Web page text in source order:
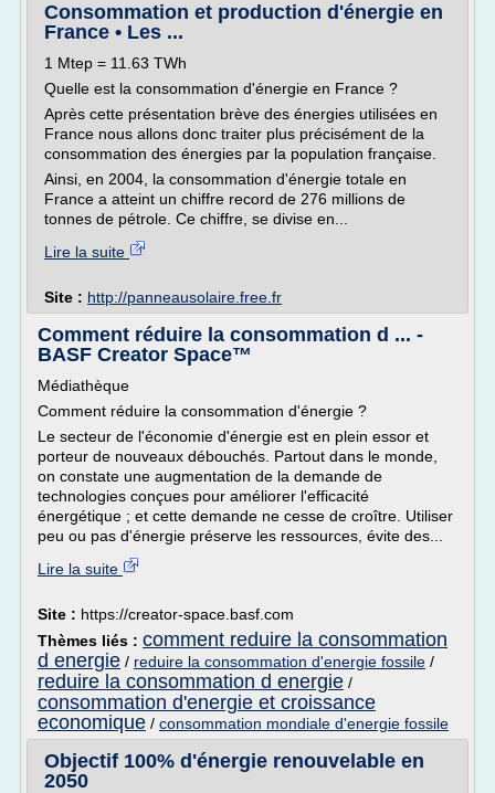
Consommation et production d'énergie en
France • Les ...
1 Mtep = 11.63 TWh
Quelle est la consommation d'énergie en France ?
Après cette présentation brève des énergies utilisées en
France nous allons donc traiter plus précisément de la
consommation des énergies par la population française.
Ainsi, en 2004, la consommation d'énergie totale en
France a atteint un chiffre record de 276 millions de
tonnes de pétrole. Ce chiffre, se divise en...
Lire la suite
Site : http://panneausolaire.free.fr
Comment réduire la consommation d ... -
BASF Creator Space™
Médiathèque
Comment réduire la consommation d'énergie ?
Le secteur de l'économie d'énergie est en plein essor et
porteur de nouveaux débouchés. Partout dans le monde,
on constate une augmentation de la demande de
technologies conçues pour améliorer l'efficacité
énergétique ; et cette demande ne cesse de croître. Utiliser
peu ou pas d'énergie préserve les ressources, évite des...
Lire la suite
Site : https://creator-space.basf.com
Thèmes liés : comment reduire la consommation
d energie / reduire la consommation d'energie fossile /
reduire la consommation d energie /
consommation d'energie et croissance
economique / consommation mondiale d'energie fossile
Objectif 100% d'énergie renouvelable en
2050